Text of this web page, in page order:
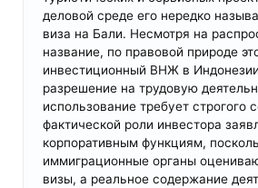
деловой среде его нередко
виза на Бали. Несмотря на
название, по правовой природе
инвестиционный ВНЖ в
разрешение на трудовую
использование требует строгого
фактической роли инвестора
корпоративным функциям,
иммиграционные органы
визы, а реальное содержание